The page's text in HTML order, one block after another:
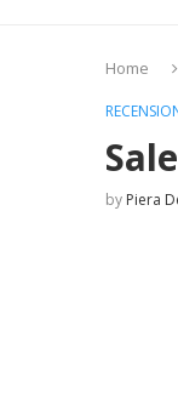
Home
by Piera